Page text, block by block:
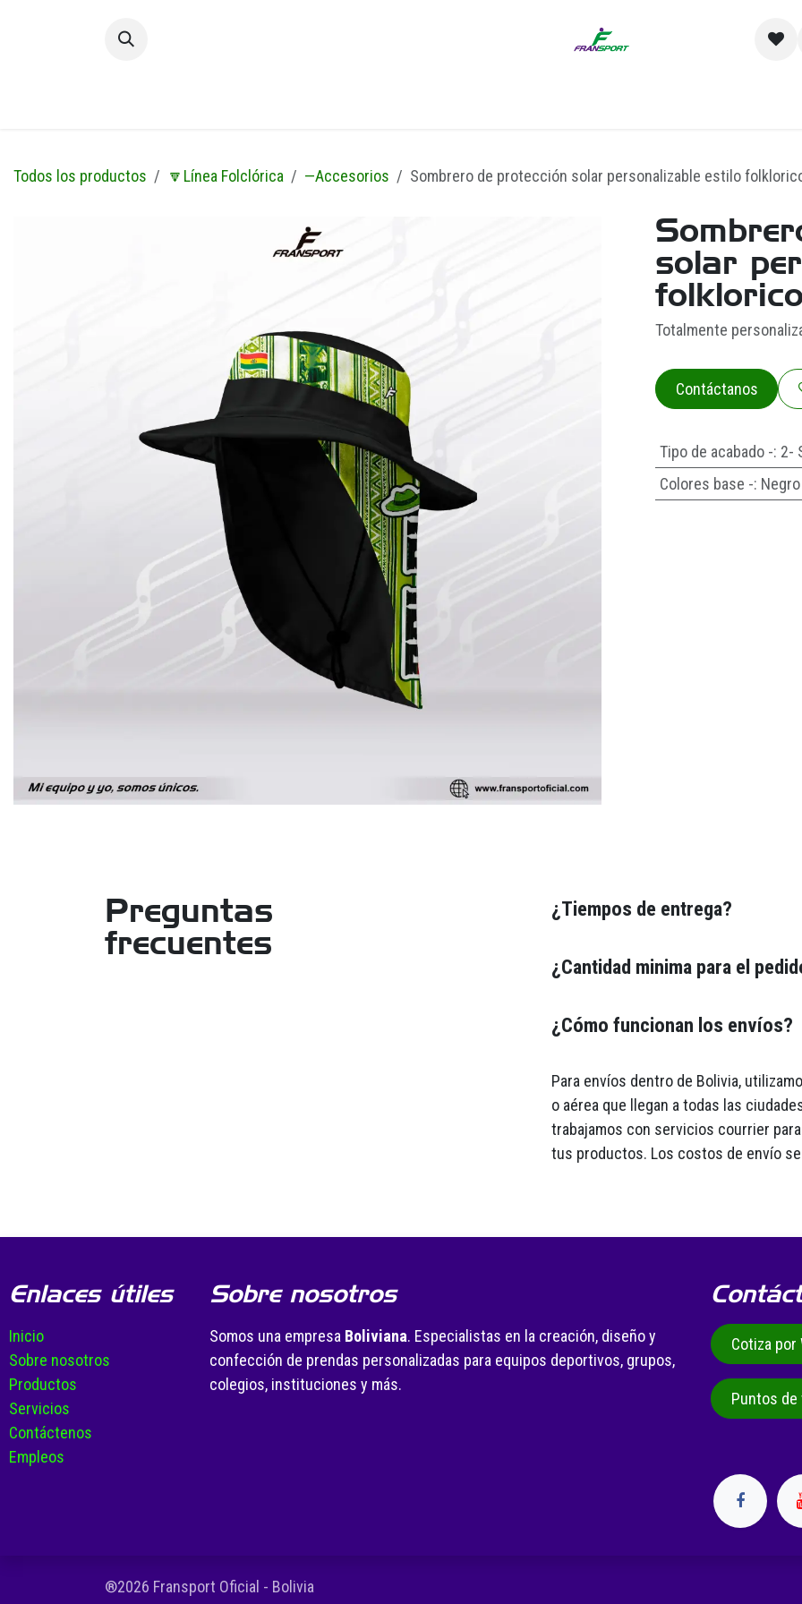
Todos los productos 🔽Línea Folclórica —Accesorios Sombrero de protección solar personalizable estilo
solar
Totalmente
Contáctanos
Tipo de acabado -: 2-
Colores base -: Negro
Preguntas
frecuentes
¿Tiempos de entrega?
¿Cantidad minima para el
¿Cómo funcionan los envíos?
Para envíos dentro de Bolivia,
o aérea que llegan a todas las
trabajamos con servicios courrier
tus productos. Los costos de envío
Enlaces útiles
Inicio
Sobre nosotros
Productos
Servicios
Contáctenos
Empleos
Sobre nosotros
Somos una empresa Boliviana. Especialistas en la creación, diseño y
confección de prendas personalizadas para equipos deportivos, grupos,
colegios, instituciones y más.
Cotiza por
Puntos de
®2026 Fransport Oficial - Bolivia